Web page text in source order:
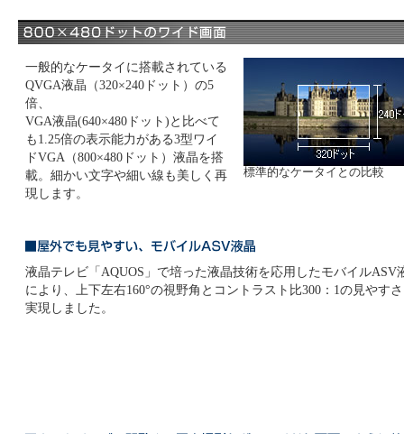
一般的なケータイに搭載されている
QVGA液晶（320×240ドット）の5
倍、
VGA液晶(640×480ドット)と比べて
も1.25倍の表示能力がある3型ワイ
ドVGA（800×480ドット）液晶を搭
載。細かい文字や細い線も美しく再
現します。
標準的なケータイとの比較
液晶テレビ「AQUOS」で培った液晶技術を応用したモバイルASV
により、上下左右160°の視野角とコントラスト比300：1の見やす
実現しました。